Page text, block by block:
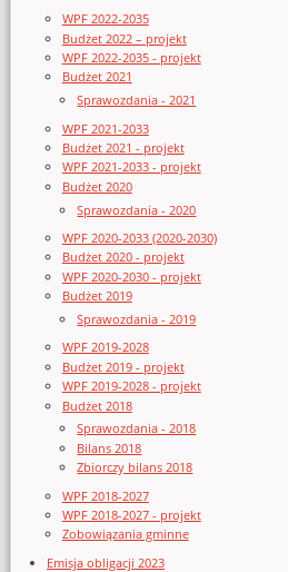
WPF 2022-2035
Budżet 2022 – projekt
WPF 2022-2035 - projekt
Budżet 2021
Sprawozdania - 2021
WPF 2021-2033
Budżet 2021 - projekt
WPF 2021-2033 - projekt
Budżet 2020
Sprawozdania - 2020
WPF 2020-2033 (2020-2030)
Budżet 2020 - projekt
WPF 2020-2030 - projekt
Budżet 2019
Sprawozdania - 2019
WPF 2019-2028
Budżet 2019 - projekt
WPF 2019-2028 - projekt
Budżet 2018
Sprawozdania - 2018
Bilans 2018
Zbiorczy bilans 2018
WPF 2018-2027
WPF 2018-2027 - projekt
Zobowiązania gminne
Emisja obligacji 2023